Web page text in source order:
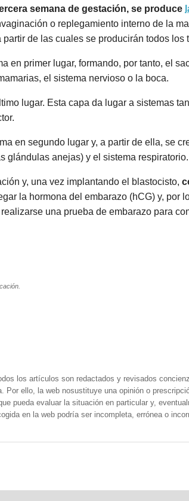
semana de gestación, se produce
o replegamiento interno de la
de las cuales se producirán todos los
en primer lugar, formando, por tanto, el
el sistema nervioso o la boca.
lugar. Esta capa da lugar a sistemas
en segundo lugar y, a partir de ella, se
glándulas anejas) y el sistema respiratorio.
y, una vez implantando el blastocisto,
la hormona del embarazo (hCG) y, por
una prueba de embarazo para
los artículos son redactados y revisados
Por ello, la web nosustituye una opinión o
pueda evaluar la situación en particular y,
en la web podría ser incompleta, errónea o